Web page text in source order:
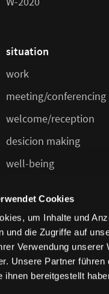
Cookies
um Inhalte und
und die Zugriffe auf
Verwendung
Unsere Partner
ihnen bereitgestellt
situation
work
meeting/conferencing
welcome/reception
desicion making
well-being